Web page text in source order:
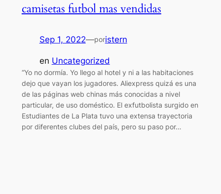
camisetas futbol mas vendidas
Sep 1, 2022—poristern
en Uncategorized
“Yo no dormía. Yo llego al hotel y ni a las habitaciones
dejo que vayan los jugadores. Aliexpress quizá es una
de las páginas web chinas más conocidas a nivel
particular, de uso doméstico. El exfutbolista surgido en
Estudiantes de La Plata tuvo una extensa trayectoria
por diferentes clubes del país, pero su paso por…